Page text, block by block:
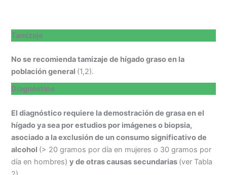
Tamizaje
No se recomienda tamizaje de hígado graso en la
población general (1,2).
Diagnóstico
El diagnóstico requiere la demostración de grasa en el
hígado ya sea por estudios por imágenes o biopsia,
asociado a la exclusión de un consumo significativo de
alcohol (> 20 gramos por día en mujeres o 30 gramos por
día en hombres)y de otras causas secundarias (ver Tabla